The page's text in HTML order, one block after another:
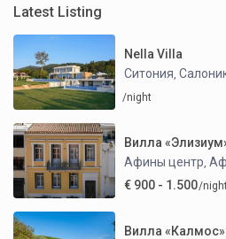
Latest Listing
Nella Villa
Ситония ,
/night
Вилла
Афины центр ,
€ 900 - 1.500/
Вилла «Калмос»